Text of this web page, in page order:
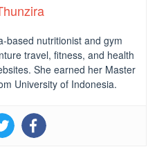
based nutritionist and gym
travel, fitness, and health
She earned her Master
University of Indonesia.